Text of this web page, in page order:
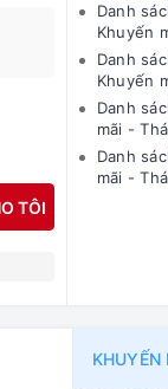
TÔI
Danh
Khuyến
Danh
Khuyến
Danh
mãi -
Danh
mãi -